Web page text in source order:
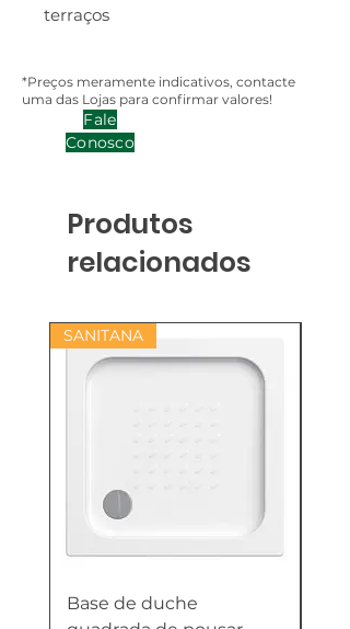
terraços
*Preços meramente indicativos, contacte
uma das Lojas para confirmar valores!
Fale
Conosco
Produtos
relacionados
SANITANA
Base de duche